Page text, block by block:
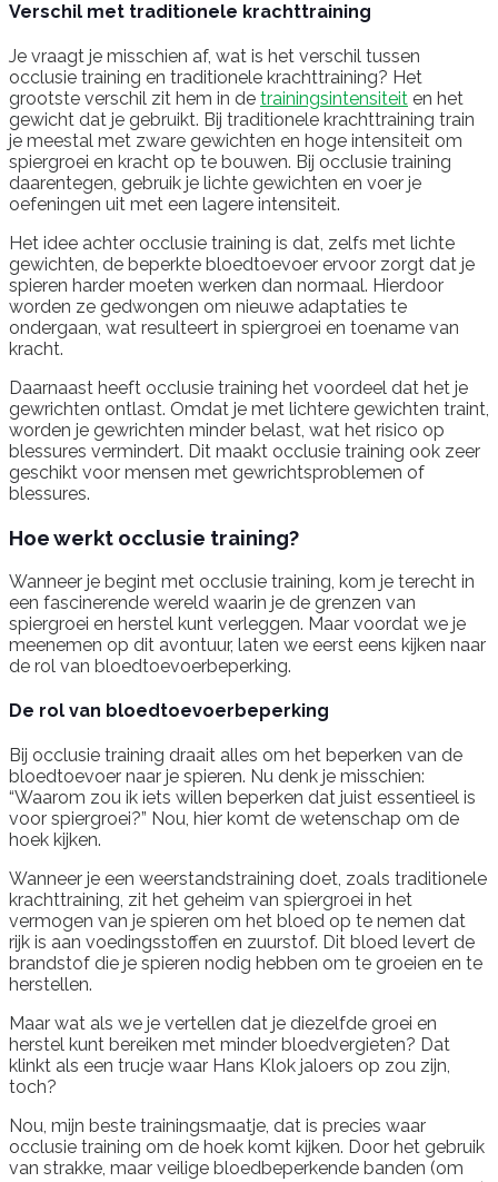
Verschil met traditionele krachttraining
Je vraagt je misschien af, wat is het verschil tussen
occlusie training en traditionele krachttraining? Het
grootste verschil zit hem in de trainingsintensiteit en het
gewicht dat je gebruikt. Bij traditionele krachttraining train
je meestal met zware gewichten en hoge intensiteit om
spiergroei en kracht op te bouwen. Bij occlusie training
daarentegen, gebruik je lichte gewichten en voer je
oefeningen uit met een lagere intensiteit.
Het idee achter occlusie training is dat, zelfs met lichte
gewichten, de beperkte bloedtoevoer ervoor zorgt dat je
spieren harder moeten werken dan normaal. Hierdoor
worden ze gedwongen om nieuwe adaptaties te
ondergaan, wat resulteert in spiergroei en toename van
kracht.
Daarnaast heeft occlusie training het voordeel dat het je
gewrichten ontlast. Omdat je met lichtere gewichten traint,
worden je gewrichten minder belast, wat het risico op
blessures vermindert. Dit maakt occlusie training ook zeer
geschikt voor mensen met gewrichtsproblemen of
blessures.
Hoe werkt occlusie training?
Wanneer je begint met occlusie training, kom je terecht in
een fascinerende wereld waarin je de grenzen van
spiergroei en herstel kunt verleggen. Maar voordat we je
meenemen op dit avontuur, laten we eerst eens kijken naar
de rol van bloedtoevoerbeperking.
De rol van bloedtoevoerbeperking
Bij occlusie training draait alles om het beperken van de
bloedtoevoer naar je spieren. Nu denk je misschien:
“Waarom zou ik iets willen beperken dat juist essentieel is
voor spiergroei?” Nou, hier komt de wetenschap om de
hoek kijken.
Wanneer je een weerstandstraining doet, zoals traditionele
krachttraining, zit het geheim van spiergroei in het
vermogen van je spieren om het bloed op te nemen dat
rijk is aan voedingsstoffen en zuurstof. Dit bloed levert de
brandstof die je spieren nodig hebben om te groeien en te
herstellen.
Maar wat als we je vertellen dat je diezelfde groei en
herstel kunt bereiken met minder bloedvergieten? Dat
klinkt als een trucje waar Hans Klok jaloers op zou zijn,
toch?
Nou, mijn beste trainingsmaatje, dat is precies waar
occlusie training om de hoek komt kijken. Door het gebruik
van strakke, maar veilige bloedbeperkende banden (om